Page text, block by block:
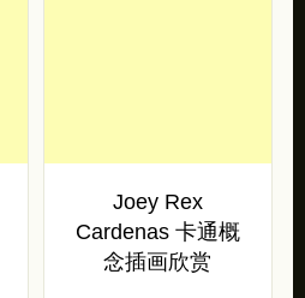
Joey Rex
Cardenas 卡通概
念插画欣赏